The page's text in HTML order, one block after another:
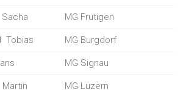
Sacha MG Frutigen
Tobias MG Burgdorf
MG Signau
Martin MG Luzern